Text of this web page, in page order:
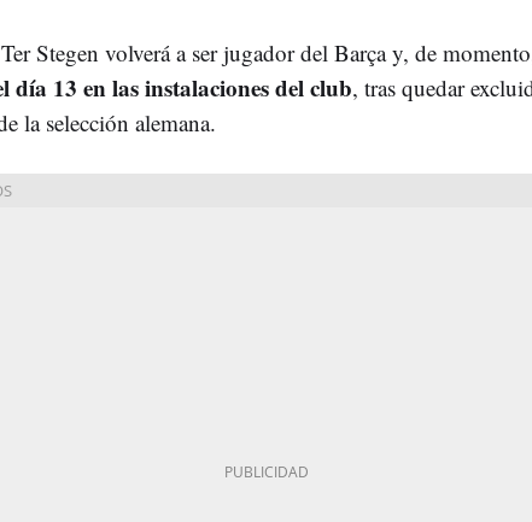
Stegen volverá a ser jugador del Barça y, de
día 13 en las instalaciones del club, tras quedar
la selección alemana.